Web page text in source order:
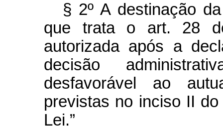
§ 2º A destinação
que trata o art. 28
autorizada após a
decisão
desfavorável ao
previstas no inciso II
Lei.”